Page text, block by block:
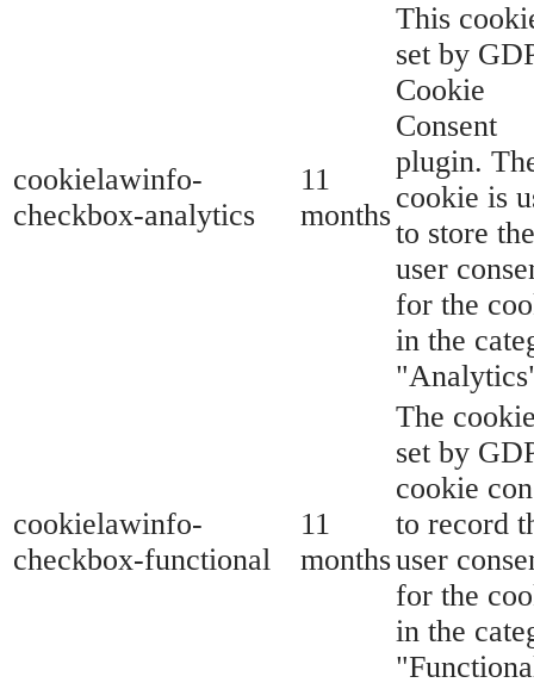
cookielawinfo-
checkbox-analytics
11
months
This
set by
Cookie
Consent
plugin.
cookie is
to store the
user
for the
in the
cookielawinfo-
checkbox-functional
11
months
The
set by
cookie
to record
user
for the
in the